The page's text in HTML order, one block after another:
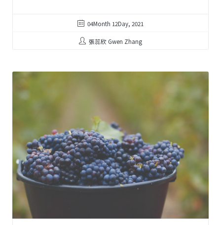
04Month 12Day, 2021
張蕊欣 Gwen Zhang